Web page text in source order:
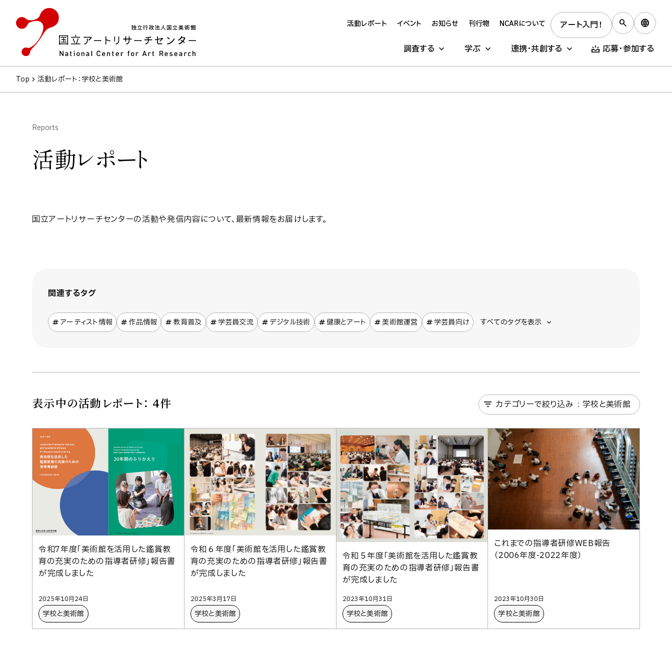
調査する 学ぶ 連携・共創する 応募・参加する
活動レポート イベント お知らせ 刊行物 NCARについて アート入門！
Top 活動レポート：学校と美術館
Reports
活動レポート
国立アートリサーチセンターの活動や発信内容について、最新情報をお届けします。
関連するタグ
アーティスト情報 作品情報 教育普及 学芸員交流 デジタル技術 健康とアート 美術館運営 学芸員向け すべてのタグを表示
表示中の活動レポート： 4件 カテゴリーで絞り込み 学校と美術館
令和7年度「美術館を活用した鑑賞教
育の充実のための指導者研修」報告書
が完成しました
2025年10月24日
学校と美術館
令和６年度「美術館を活用した鑑賞教
育の充実のための指導者研修」報告書
が完成しました
2025年3月17日
学校と美術館
令和５年度「美術館を活用した鑑賞教
育の充実のための指導者研修」報告書
が完成しました
2023年10月31日
学校と美術館
これまでの指導者研修WEB報告
（2006年度-2022年度）
2023年10月30日
学校と美術館